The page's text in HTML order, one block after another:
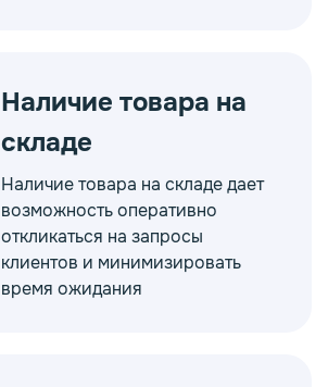
Наличие товара на
складе
Наличие товара на складе дает
возможность оперативно
откликаться на запросы
клиентов и минимизировать
время ожидания